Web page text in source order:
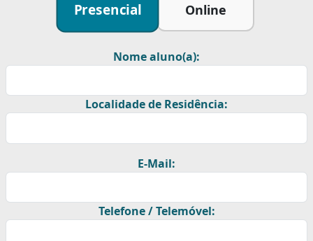
Presencial Online
Nome aluno(a):
Localidade de Residência:
E-Mail:
Telefone / Telemóvel: